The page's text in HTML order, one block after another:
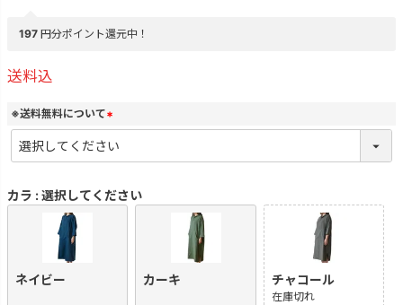
197 円分ポイント還元中！
送料込
※送料無料について
(
必
須
カラ 選択してください
ネイビー カーキ チャコール
在庫切れ